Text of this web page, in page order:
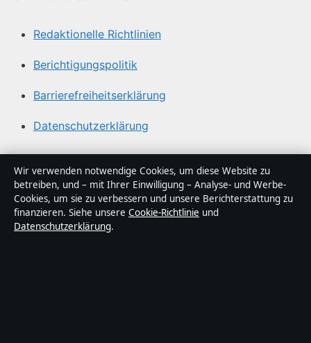
Redaktionelle Richtlinien
Berichtigungspolitik
Barrierefreiheitserklärung
Datenschutzerklärung
Über Sachstruktur in Kürze
Sachstruktur ist ein unabhängiger digitaler
Nachrichtenanbieter mit Fokus auf Politik, Wirtschaft,
Technik und Gesellschaft in Deutschland. Jeder Artikel
Wir verwenden notwendige Cookies, um diese Website zu
betreiben, und – mit Ihrer Einwilligung – Analyse- und Werbe-
Cookies, um sie zu verbessern und unsere Berichterstattung zu
finanzieren. Siehe unsere Cookie-Richtlinie und
Datenschutzerklärung.